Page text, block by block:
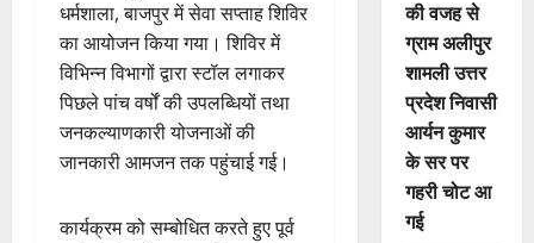
धर्मशाला, बाजपुर में सेवा सप्ताह शिविर
का आयोजन किया गया। शिविर में
विभिन्न विभागों द्वारा स्टॉल लगाकर
पिछले पांच वर्षों की उपलब्धियों तथा
जनकल्याणकारी योजनाओं की
जानकारी आमजन तक पहुंचाई गई।
कार्यक्रम को सम्बोधित करते हुए पूर्व
की वजह से
ग्राम अलीपुर
शामली उत्तर
प्रदेश निवासी
आर्यन कुमार
के सर पर
गहरी चोट आ
गई